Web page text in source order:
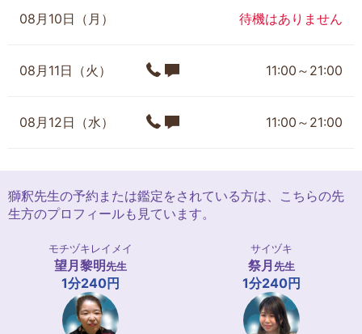
08月10日（月） 待機はありません
08月11日（火） 11:00～21:00
08月12日（水） 11:00～21:00
獅釈先生の予約または鑑定をされている方は、こちらの先
生方のプロフィールも見ています。
モチヅキレイメイ
望月黎明先生
1分240円
サイヅキ
祭月 先生
1分240円